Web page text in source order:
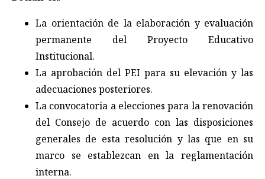
La orientación de la elaboración y evaluación
permanente del Proyecto Educativo
Institucional.
La aprobación del PEI para su elevación y las
adecuaciones posteriores.
La convocatoria a elecciones para la renovación
del Consejo de acuerdo con las disposiciones
generales de esta resolución y las que en su
marco se establezcan en la reglamentación
interna.